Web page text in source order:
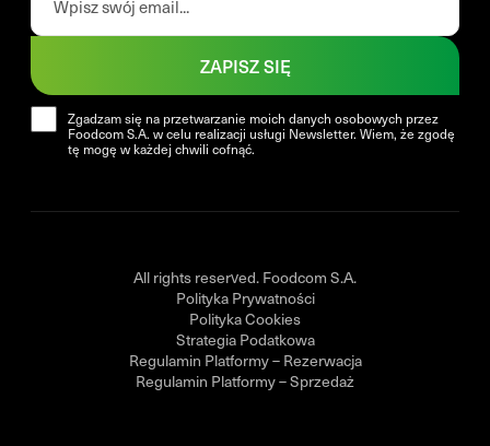
Zgadzam się na przetwarzanie moich danych osobowych przez
Foodcom S.A. w celu realizacji usługi Newsletter. Wiem, że zgodę
tę mogę w każdej chwili cofnąć.
ZAPISZ SIĘ
All rights reserved. Foodcom S.A.
Polityka Prywatności
Polityka Cookies
Strategia Podatkowa
Regulamin Platformy – Rezerwacja
Regulamin Platformy – Sprzedaż